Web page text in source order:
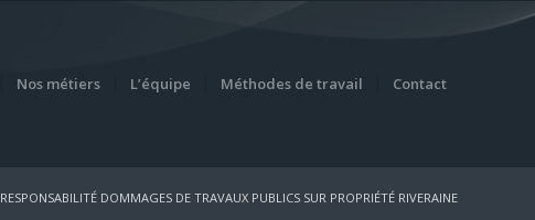
Nos métiers L’équipe Méthodes de travail Contact
RESPONSABILITÉ DOMMAGES DE TRAVAUX PUBLICS SUR PROPRIÉTÉ RIVERAINE